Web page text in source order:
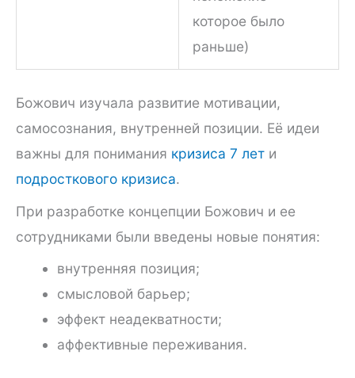
которое было
раньше)
Божович изучала развитие мотивации,
самосознания, внутренней позиции. Её идеи
важны для понимания кризиса 7 лет и
подросткового кризиса.
При разработке концепции Божович и ее
сотрудниками были введены новые понятия:
внутренняя позиция;
смысловой барьер;
эффект неадекватности;
аффективные переживания.